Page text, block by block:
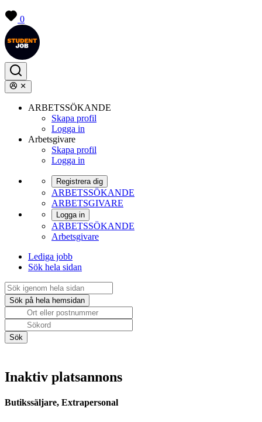
0
ARBETSSÖKANDE
Skapa profil
Logga in
Arbetsgivare
Skapa profil
Logga in
Registrera dig
ARBETSSÖKANDE
ARBETSGIVARE
Logga in
ARBETSSÖKANDE
Arbetsgivare
Lediga jobb
Sök hela sidan
Inaktiv platsannons
Butikssäljare, Extrapersonal